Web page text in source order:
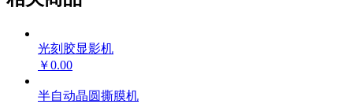
光刻胶显影机
￥0.00
半自动晶圆撕膜机